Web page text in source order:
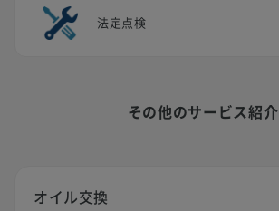
法定点検
その他のサービス紹介
オイル交換